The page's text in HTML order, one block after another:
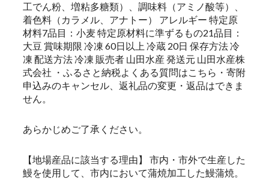
工でん粉、増粘多糖類）、調味料（アミノ酸等）、
着色料（カラメル、アナトー） アレルギー 特定原
材料7品目：小麦 特定原材料に準ずるもの21品目：
大豆 賞味期限 冷凍 60日以上 冷蔵 20日 保存方法 冷
凍 配送方法 冷凍 販売者 山田水産 発送元 山田水産株
式会社 ・ふるさと納税よくある質問はこちら・寄附
申込みのキャンセル、返礼品の変更・返品はできま
せん。
あらかじめご了承ください。
【地場産品に該当する理由】 市内・市外で生産した
鰻を使用して、市内において蒲焼加工した鰻蒲焼。